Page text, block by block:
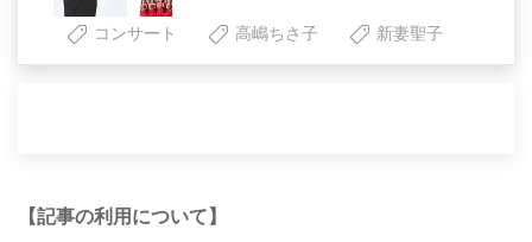
コンサート 高嶋ちさ子 新妻聖子
【記事の利用について】